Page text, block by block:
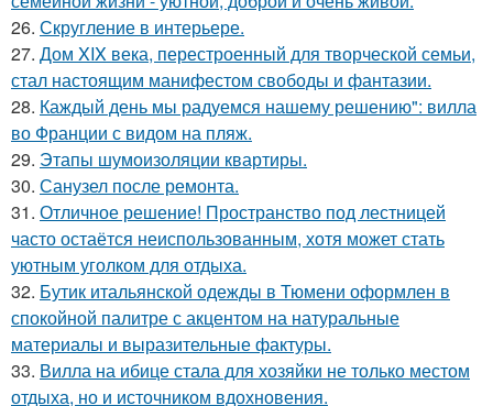
26. Скругление в интерьере.
27. Дом XIX века, перестроенный для творческой семьи,
стал настоящим манифестом свободы и фантазии.
28. Каждый день мы радуемся нашему решению": вилла
во Франции с видом на пляж.
29. Этапы шумоизоляции квартиры.
30. Санузел после ремонта.
31. Отличное решение! Пространство под лестницей
часто остаётся неиспользованным, хотя может стать
уютным уголком для отдыха.
32. Бутик итальянской одежды в Тюмени оформлен в
спокойной палитре с акцентом на натуральные
материалы и выразительные фактуры.
33. Вилла на ибице стала для хозяйки не только местом
отдыха, но и источником вдохновения.